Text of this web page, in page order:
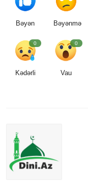
Bəyən Bəyənmə
0
Kədərli
0
Vau